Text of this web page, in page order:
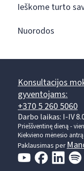
Ieškome turto
Nuorodos
Konsultacijos
gyventojams:
+370 5 260 5060
Darbo laikas: I-IV
Prieššventinę dieną -
Kiekvieno mėnesio
Paklausimas per